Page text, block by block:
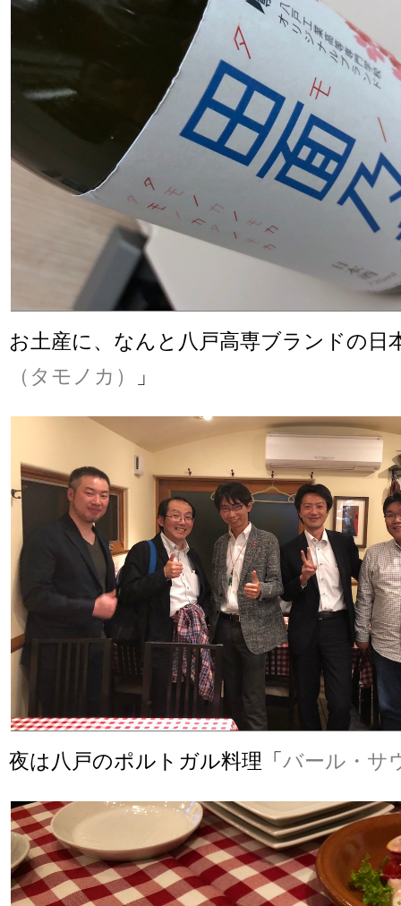
お土産に、なんと八戸高専ブランドの日
（タモノカ）
」
夜は八戸のポルトガル料理「バール・サ